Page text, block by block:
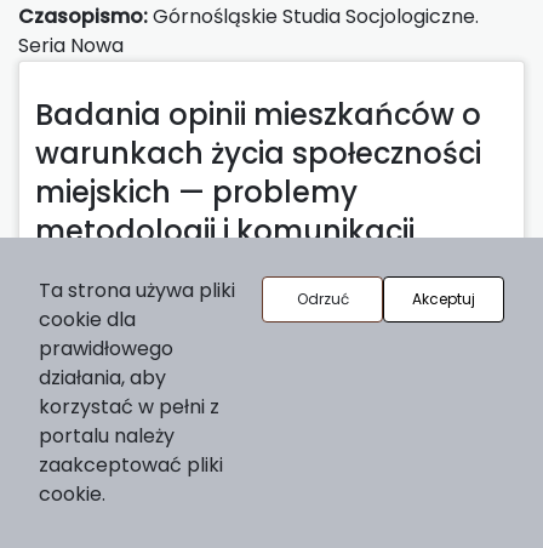
Czasopismo:Górnośląskie Studia Socjologiczne.
Seria Nowa
Badania opinii mieszkańców o
warunkach życia społeczności
miejskich — problemy
metodologii i komunikacji
Adam Bartoszek
Data publikacji: 30-12-2016 |
164
2016-12-30
Ta strona używa pliki
cookie dla
prawidłowego
działania, aby
korzystać w pełni z
portalu należy
zaakceptować pliki
cookie.
Odrzuć Akceptuj